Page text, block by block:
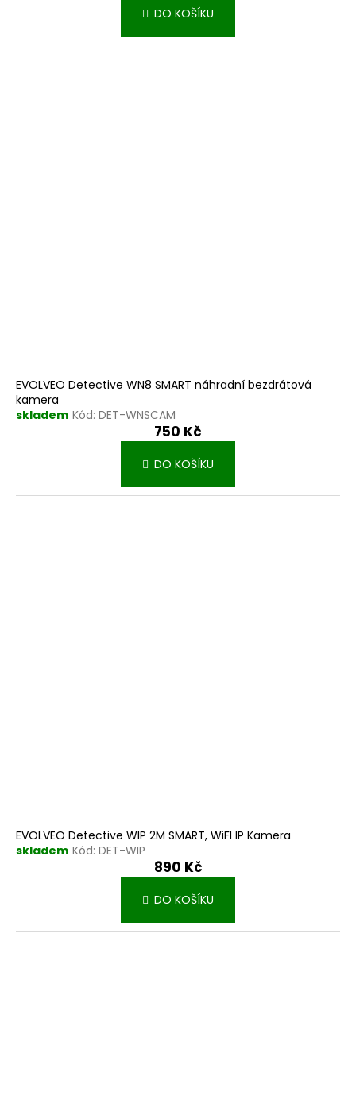
DO KOŠÍKU
EVOLVEO Detective WN8 SMART náhradní bezdrátová
kamera
skladem Kód: DET-WNSCAM
750 Kč
DO KOŠÍKU
EVOLVEO Detective WIP 2M SMART, WiFI IP Kamera
skladem Kód: DET-WIP
890 Kč
DO KOŠÍKU